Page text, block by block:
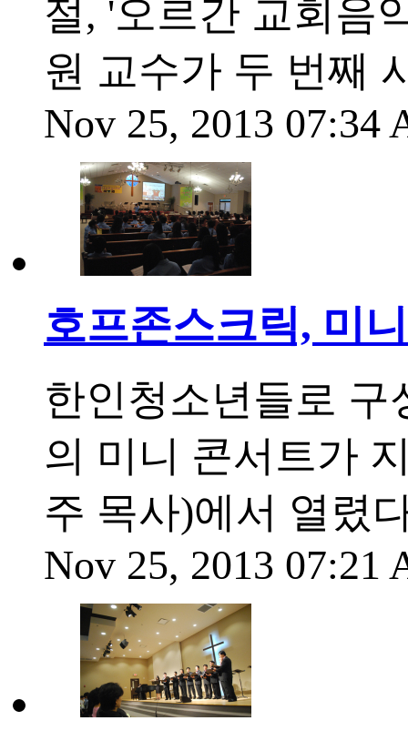
절, '오르간 교회음
원 교수가 두 번째
Nov 25, 2013 07:34
호프존스크릭, 미
한인청소년들로 구
의 미니 콘서트가
주 목사)에서 열렸
Nov 25, 2013 07:21